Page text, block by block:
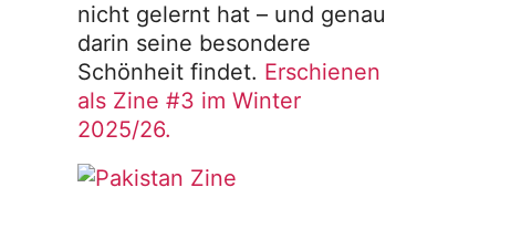
nicht gelernt hat – und genau
darin seine besondere
Schönheit findet. Erschienen
als Zine #3 im Winter
2025/26.